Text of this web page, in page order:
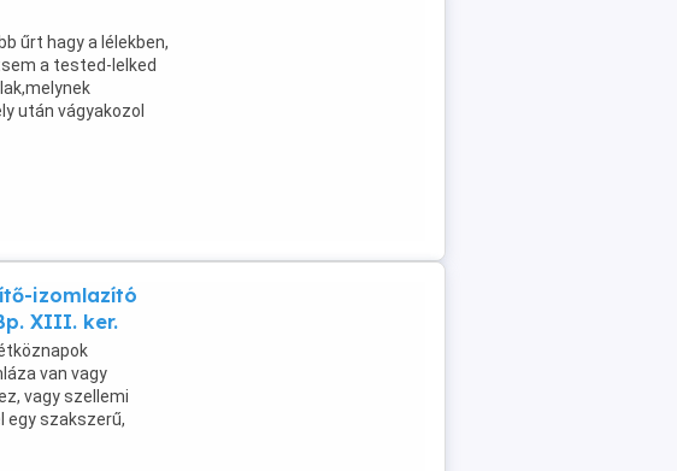
űrt hagy a lélekben,
a tested-lelked
után vágyakozol
izomlazító
XIII. ker.
van vagy
vagy szellemi
egy szakszerű,
...